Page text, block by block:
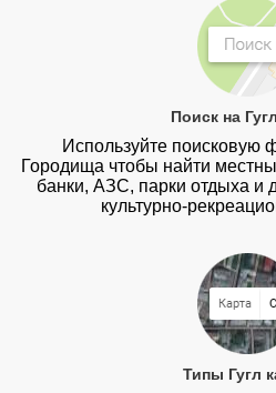
Поиск на
Используйте поисковую
Городища чтобы найти
банки, АЗС, парки отдыха и
культурно-
Типы Гугл